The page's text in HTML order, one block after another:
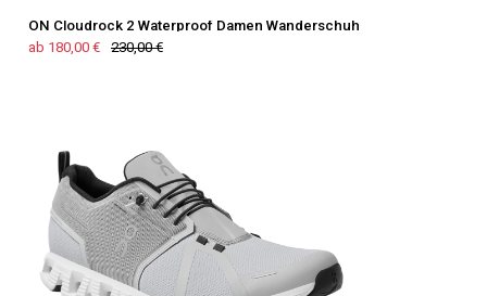
ON Cloudrock 2 Waterproof Damen Wanderschuh
ab 180,00 €
230,00 €